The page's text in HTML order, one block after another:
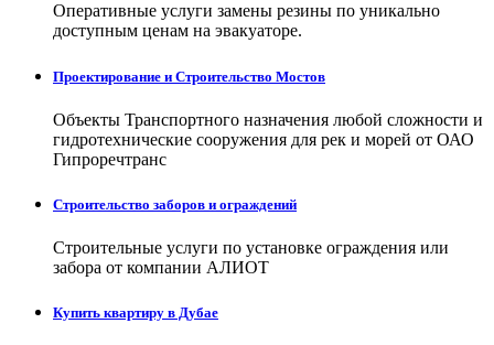
Оперативные услуги замены резины по уникально
доступным ценам на эвакуаторе.
Проектирование и Строительство Мостов
Объекты Транспортного назначения любой сложности и
гидротехнические сооружения для рек и морей от ОАО
Гипроречтранс
Строительство заборов и ограждений
Строительные услуги по установке ограждения или
забора от компании АЛИОТ
Купить квартиру в Дубае